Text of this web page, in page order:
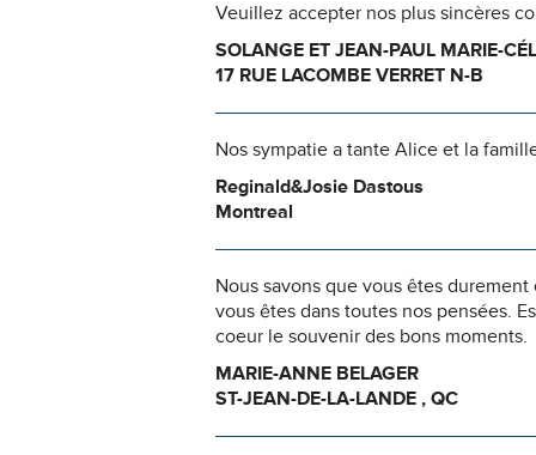
Veuillez accepter nos plus sincères
SOLANGE ET JEAN-PAUL MARIE-
17 RUE LACOMBE VERRET N-B
Nos sympatie a tante Alice et la
Reginald&Josie Dastous
Montreal
Nous savons que vous êtes
vous êtes dans toutes nos pensées.
coeur le souvenir des bons moments.
MARIE-ANNE BELAGER
ST-JEAN-DE-LA-LANDE , QC